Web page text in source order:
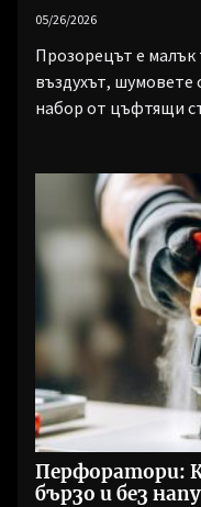
05/26/2026
Прозорецът е малък
въздухът,
набор от цъфтящи
Перфоратори:
бързо и без